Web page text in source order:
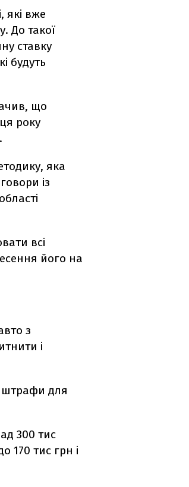
які вже
До такої
ставку
будуть
що
року
яка
із
всі
його на
з
і
штрафи для
300 тис
170 тис грн і